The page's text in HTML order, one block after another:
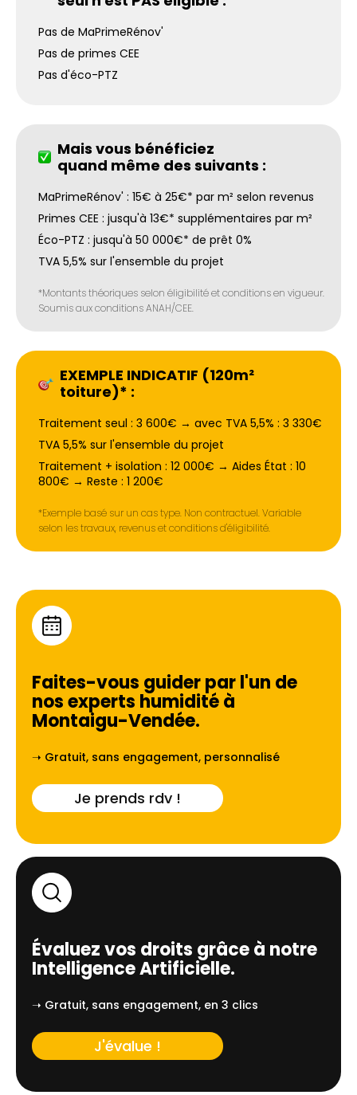
Pas de MaPrimeRénov'
Pas de primes CEE
Pas d'éco-PTZ
Mais vous bénéficiez
quand même des suivants :
MaPrimeRénov' : 15€ à 25€* par m² selon revenus
Primes CEE : jusqu'à 13€* supplémentaires par m²
Éco-PTZ : jusqu'à 50 000€* de prêt 0%
TVA 5,5% sur l'ensemble du projet
*Montants théoriques selon éligibilité et conditions en vigueur.
Soumis aux conditions ANAH/CEE.
EXEMPLE INDICATIF (120m²
toiture)* :
Traitement seul : 3 600€ → avec TVA 5,5% : 3 330€
TVA 5,5% sur l'ensemble du projet
Traitement + isolation : 12 000€ → Aides État : 10
800€ → Reste : 1 200€
*Exemple basé sur un cas type. Non contractuel. Variable
selon les travaux, revenus et conditions d'éligibilité.
Faites-vous guider par l'un de
nos experts humidité à
Montaigu-Vendée.
➝ Gratuit, sans engagement, personnalisé
Je prends rdv !
Évaluez vos droits grâce à notre
Intelligence Artificielle.
➝ Gratuit, sans engagement, en 3 clics
J'évalue !